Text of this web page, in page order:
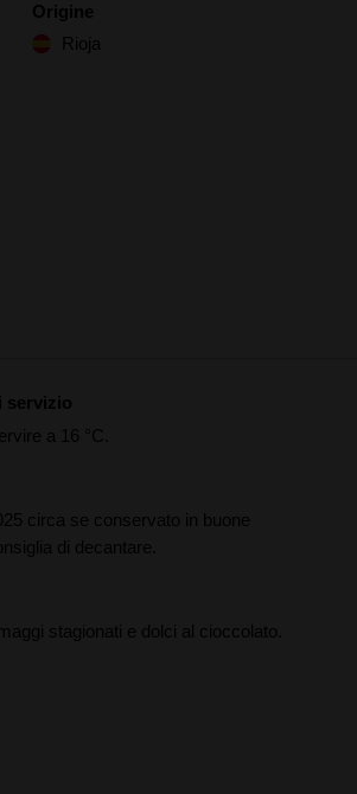
Origine
Rioja
servizio
a 16 °C.
circa se conservato in buone
di decantare.
stagionati e dolci al cioccolato.